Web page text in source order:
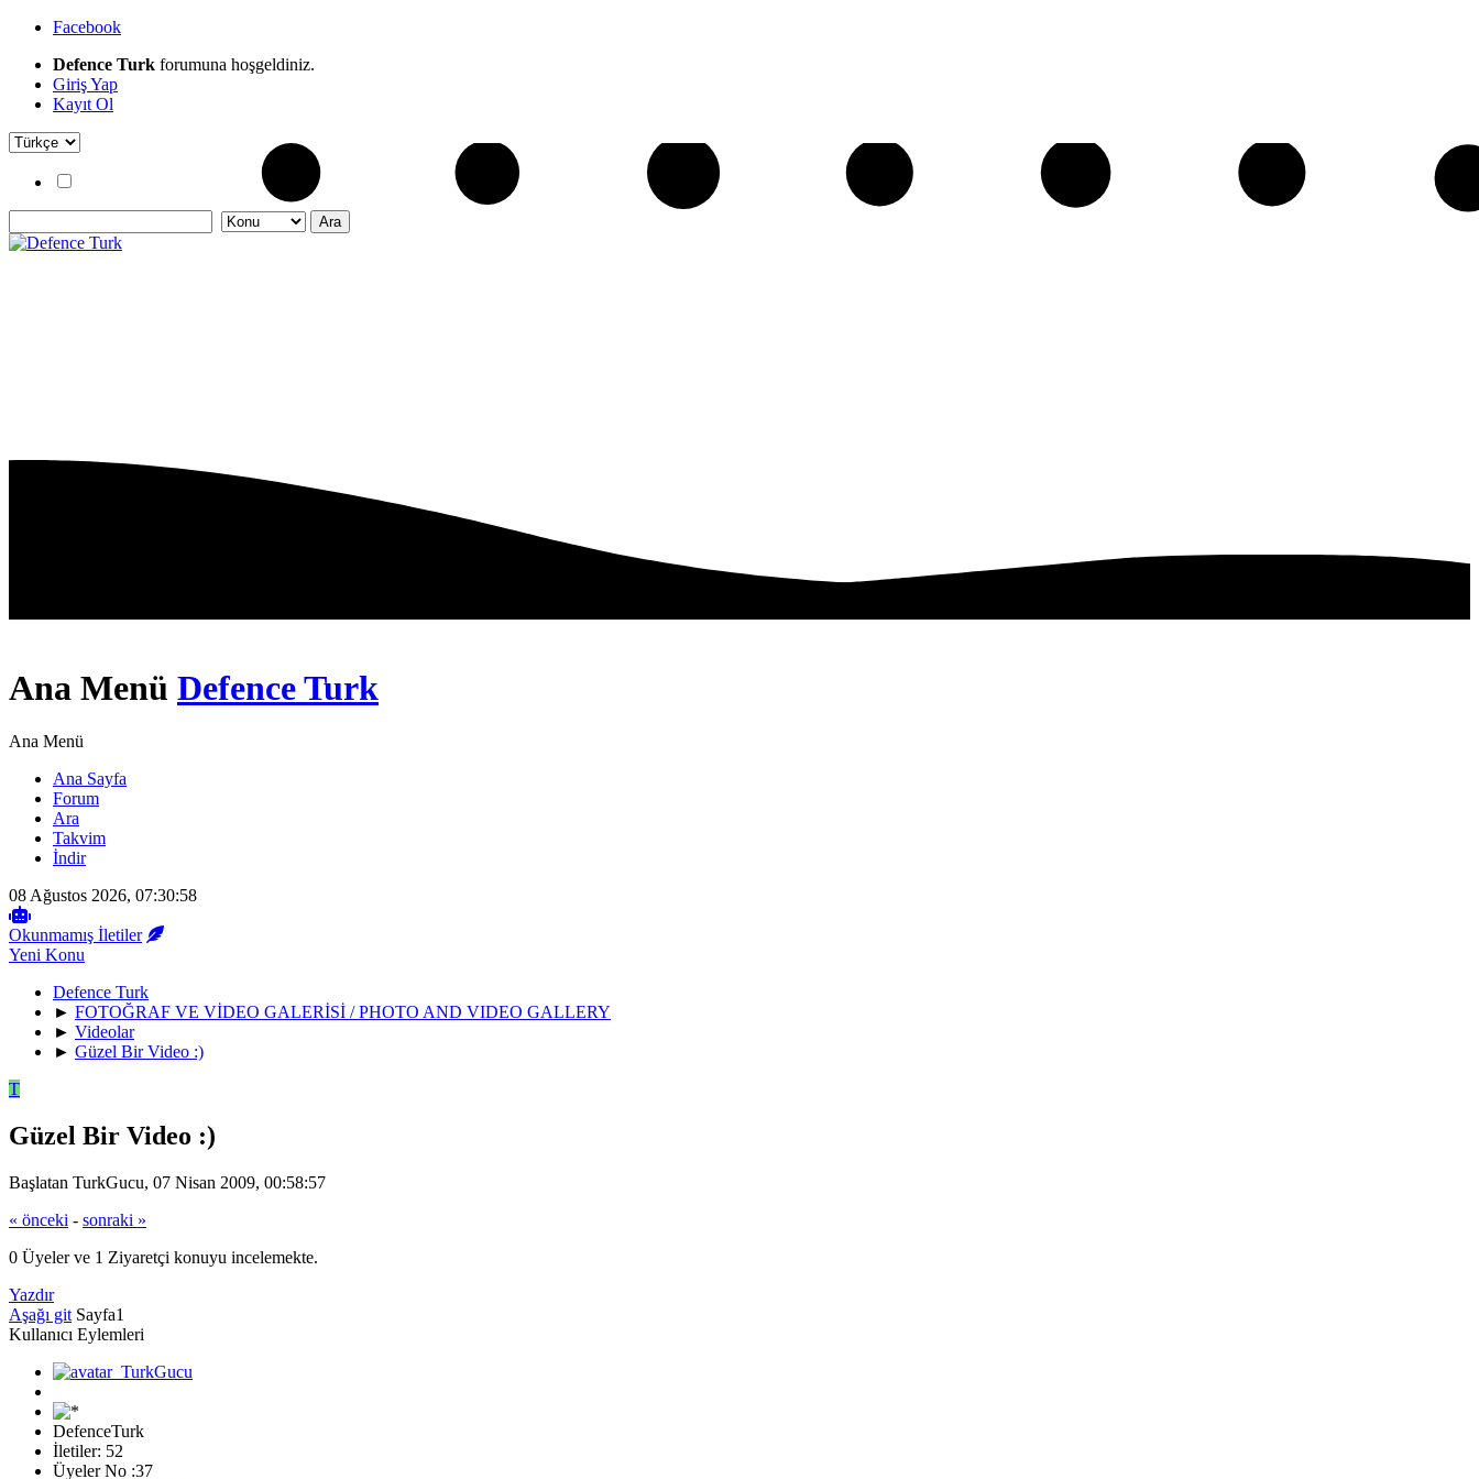
Facebook
Defence Turk forumuna hoşgeldiniz.
Giriş Yap
Kayıt Ol
Ana Menü Defence Turk
Ana Menü
Ana Sayfa
Forum
Ara
Takvim
İndir
08 Ağustos 2026, 07:30:58
Okunmamış İletiler
Yeni Konu
Defence Turk
► FOTOĞRAF VE VİDEO GALERİSİ / PHOTO AND VIDEO GALLERY
► Videolar
► Güzel Bir Video :)
T
Güzel Bir Video :)
Başlatan TurkGucu, 07 Nisan 2009, 00:58:57
« önceki - sonraki »
0 Üyeler ve 1 Ziyaretçi konuyu incelemekte.
Yazdır
Aşağı git Sayfa1
Kullanıcı Eylemleri
DefenceTurk
İletiler: 52
Üyeler No :37